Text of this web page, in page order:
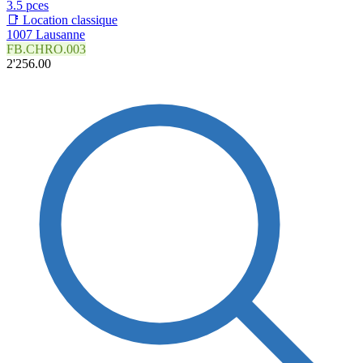
3.5 pces
📑 Location classique
1007 Lausanne
FB.CHRO.003
2'256.00